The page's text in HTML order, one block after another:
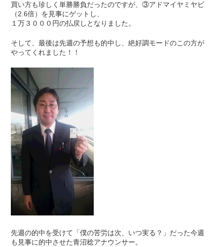
買い方も珍しく単勝勝負だったのですが、③アドマイヤミヤビ
（2.6倍）を見事にゲットし、
１万３０００円の払戻しとなりました。
そして、最後は先週の予想も的中し、絶好調モードのこの方が
やってくれました！！
先週の的中を受けて「僕の苦労は次、いつ実る？」だった今週
も見事に的中させた青沼稔アナウンサー。